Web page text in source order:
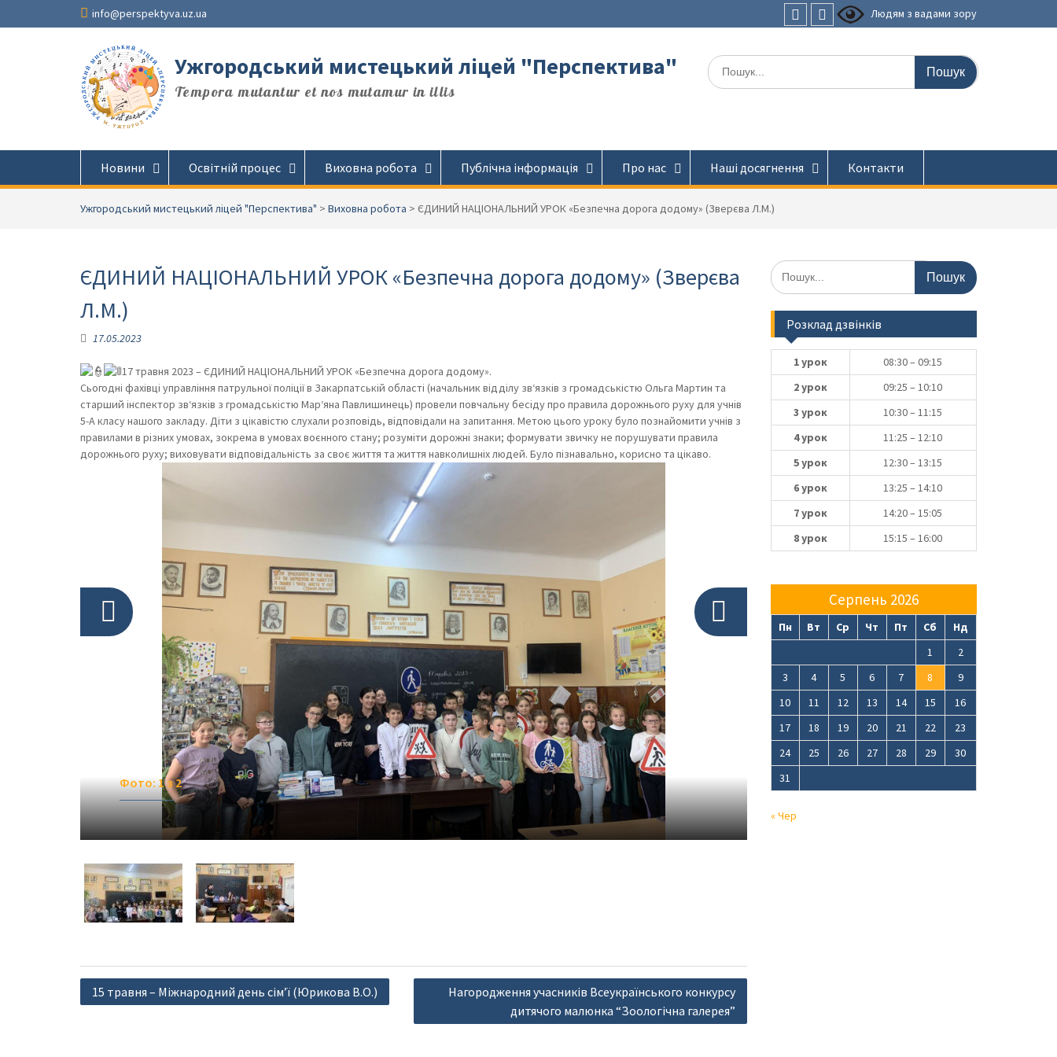
info@perspektyva.uz.ua
Людям з вадами зору
Ужгородський мистецький ліцей "Перспектива"
Tempora mutantur et nos mutamur in illis
Шукати:
Новини Освітній процес Виховна робота Публічна інформація Про нас Наші досягнення Контакти
Ужгородський мистецький ліцей "Перспектива" > Виховна робота > ЄДИНИЙ НАЦІОНАЛЬНИЙ УРОК «Безпечна дорога додому» (Зверєва Л.М.)
ЄДИНИЙ НАЦІОНАЛЬНИЙ УРОК «Безпечна дорога додому» (Зверєва
Л.М.)
17.05.2023
17 травня 2023 – ЄДИНИЙ НАЦІОНАЛЬНИЙ УРОК «Безпечна дорога додому».
Сьогодні фахівці управління патрульної поліції в Закарпатській області (начальник відділу зв‘язків з громадськістю Ольга Мартин та
старший інспектор зв‘язків з громадськістю Мар‘яна Павлишинець) провели повчальну бесіду про правила дорожнього руху для учнів
5-А класу нашого закладу. Діти з цікавістю слухали розповідь, відповідали на запитання. Метою цього уроку було познайомити учнів з
правилами в різних умовах, зокрема в умовах воєнного стану; розуміти дорожні знаки; формувати звичку не порушувати правила
дорожнього руху; виховувати відповідальність за своє життя та життя навколишніх людей. Було пізнавально, корисно та цікаво.
Фото: 1 з 2
Фото: 1 з 2
Навігація
15 травня – Міжнародний день сім’ї (Юрикова В.О.)
Нагородження учасників Всеукраїнського конкурсу
дитячого малюнка “Зоологічна галерея”
Шукати:
Розклад дзвінків
1 урок
08:30 – 09:15
2 урок
09:25 – 10:10
3 урок
10:30 – 11:15
4 урок
11:25 – 12:10
5 урок
12:30 – 13:15
6 урок
13:25 – 14:10
7 урок
14:20 – 15:05
8 урок
15:15 – 16:00
Серпень 2026
Пн Вт Ср Чт Пт Сб
Нд
1
2
3
4 5 6 7 8
9
10
11 12 13 14 15
16
17
18 19 20 21 22
23
24
25 26 27 28 29
30
31
« Чер